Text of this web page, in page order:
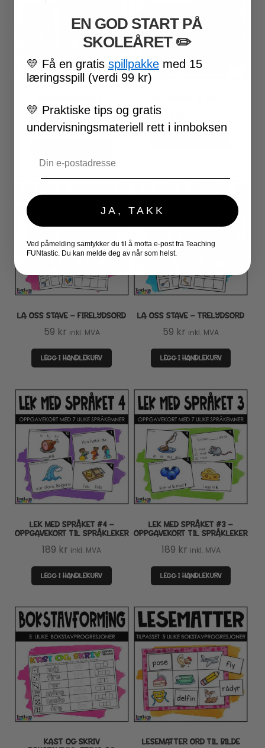
REPETISJON I NORSK
99kr inkl. MVA
LA OSS STAVE – FIRELYDSORD
59 kr inkl. MVA
LEGG I HANDLEKURV
LA OSS STAVE – TRELYDSORD
59 kr inkl. MVA
LEGG I HANDLEKURV
LEK MED SPRÅKET #4 –
OPPGAVEKORT TIL SPRÅKLEKER
189 kr inkl. MVA
LEGG I HANDLEKURV
LEK MED SPRÅKET #3 –
OPPGAVEKORT TIL SPRÅKLEKER
189 kr inkl. MVA
LEGG I HANDLEKURV
KAST OG SKRIV LESEMATTER ORD TIL BILDE
EN GOD START PÅ
SKOLEÅRET​ ✏️
💛 Få en gratis spillpakke med 15
læringsspill (verdi 99 kr)
💛 Praktiske tips og gratis
undervisningsmateriell rett i innboksen
JA, TAKK
Ved påmelding samtykker du til å motta e-post fra Teaching
FUNtastic. Du kan melde deg av når som helst.